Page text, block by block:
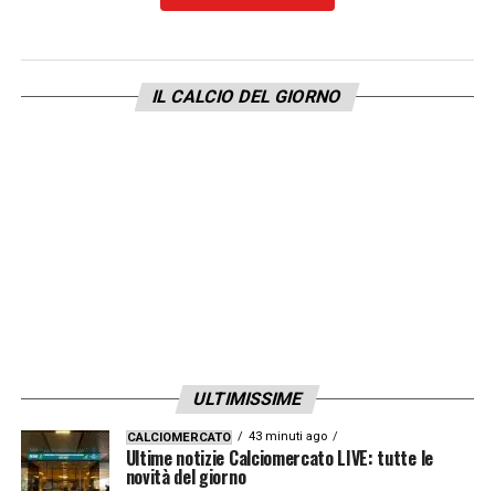
IL CALCIO DEL GIORNO
ULTIMISSIME
CALCIOMERCATO 43 minuti ago
Ultime notizie Calciomercato LIVE: tutte le
novità del giorno